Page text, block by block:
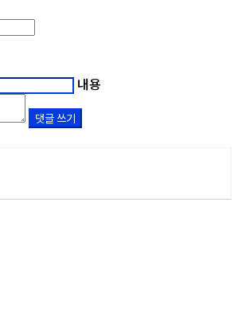
내용
댓글 쓰기